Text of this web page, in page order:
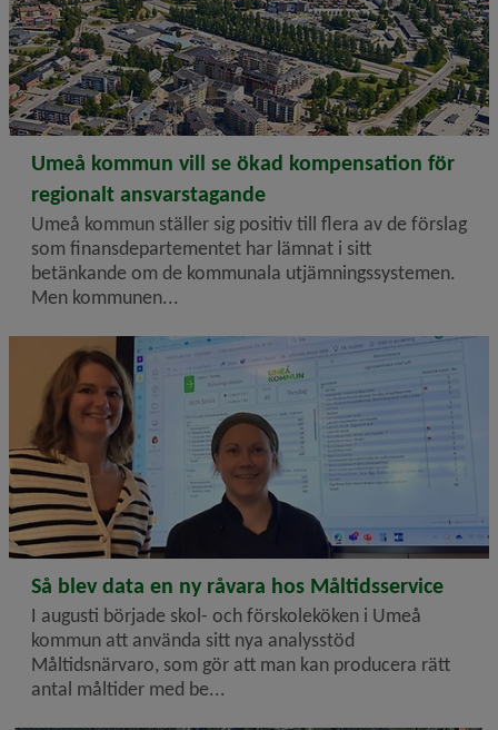
2024-10-22
Umeå kommun vill se ökad kompensation för
regionalt ansvarstagande
Umeå kommun ställer sig positiv till flera av de förslag
som finans­departementet har lämnat i sitt
betänkande om de kommunala utjämnings­systemen.
Men kommunen...
2024-10-21
Så blev data en ny råvara hos Måltidsservice
I augusti började skol- och förskoleköken i Umeå
kommun att använda sitt nya analysstöd
Måltidsnärvaro, som gör att man kan producera rätt
antal måltider med be...